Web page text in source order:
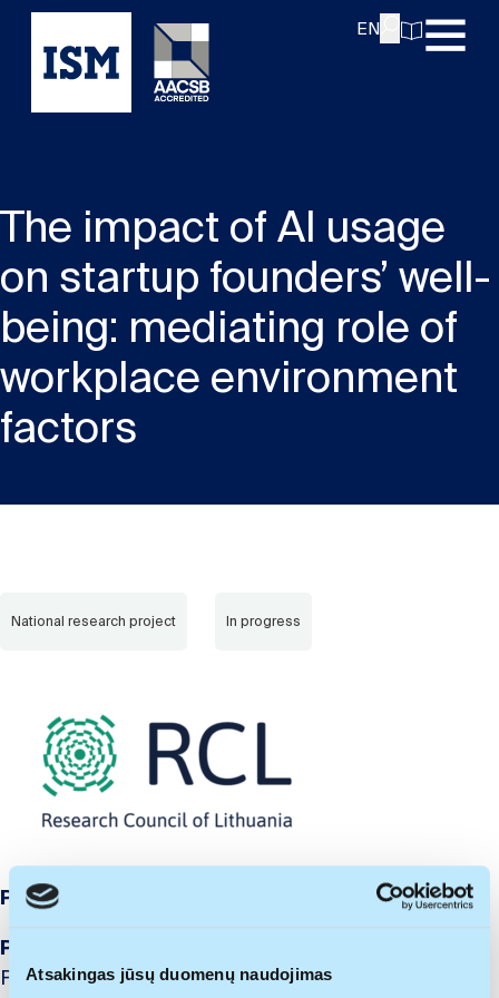
Atsakingas jūsų duomenų naudojimas
EN
The impact of AI usage
on startup founders’ well-
being: mediating role of
workplace environment
factors
National research project In progress
Project no.:
Project funding:
Postdoctoral Fellowships